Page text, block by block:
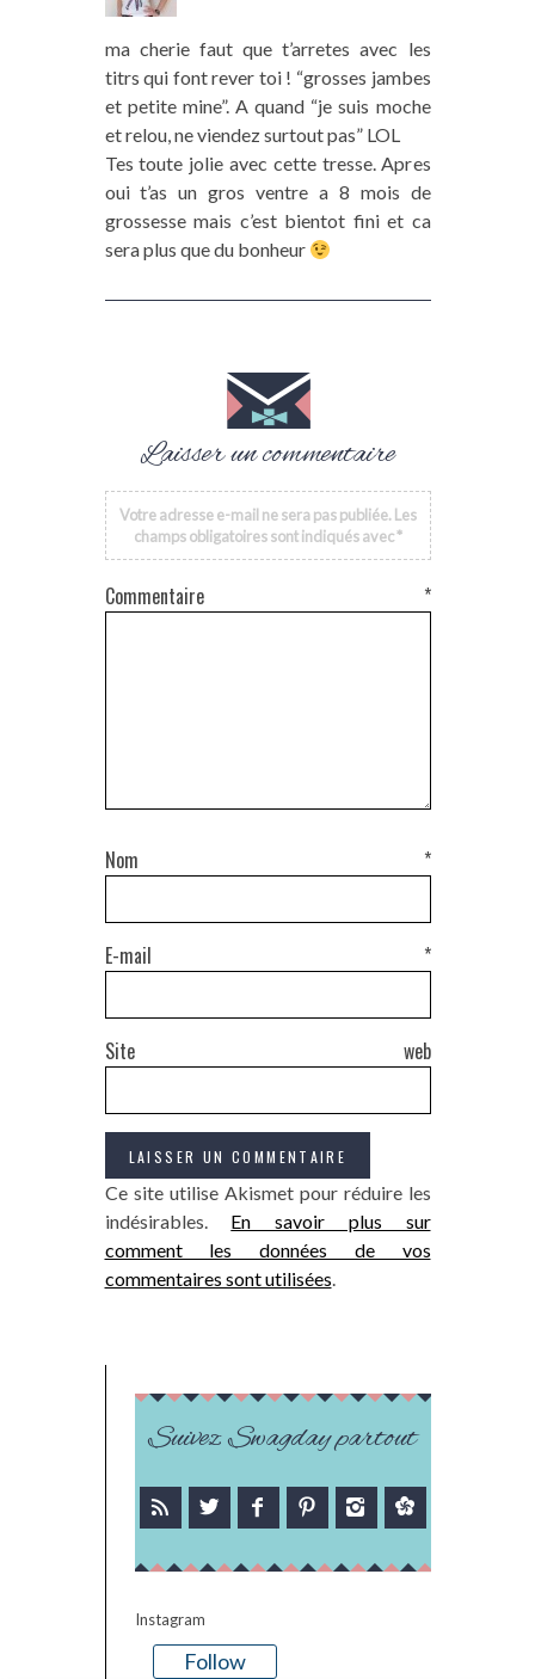
ma cherie faut que t’arretes avec les
titrs qui font rever toi ! “grosses jambes
et petite mine”. A quand “je suis moche
et relou, ne viendez surtout pas” LOL
Tes toute jolie avec cette tresse. Apres
oui t’as un gros ventre a 8 mois de
grossesse mais c’est bientot fini et ca
sera plus que du bonheur
Laisser un commentaire
Votre adresse e-mail ne sera pas publiée. Les
champs obligatoires sont indiqués avec*
Commentaire *
Nom *
E-mail *
Site web
Ce site utilise Akismet pour réduire les
indésirables. En savoir plus sur
comment les données de vos
commentaires sont utilisées.
Suivez Swagday partout
Instagram
Follow